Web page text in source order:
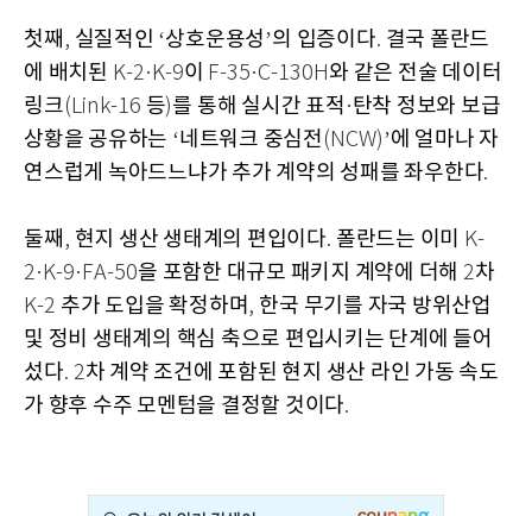
첫째 , 실질적인 ‘상호운용성’의 입증이다. 결국 폴란드
에 배치된 K-2·K-9이 F-35·C-130H 와 같은 전술 데이터
링크(Link-16 등)를 통해 실시간 표적 ·탄착 정보와 보급
상황을 공유하는 ‘네트워크 중심전 (NCW)’에 얼마나 자
연스럽게 녹아드느냐가 추가 계약의 성패를 좌우한다.
둘째 , 현지 생산 생태계의 편입이다. 폴란드는 이미
K-
2·K-9·FA-50을 포함한 대규모 패키지 계약에 더해 2차
K-2 추가 도입을 확정하며 , 한국 무기를 자국 방위산업
및 정비 생태계의 핵심 축으로 편입시키는 단계에 들어
섰다. 2차 계약 조건에 포함된 현지 생산 라인 가동 속도
가 향후 수주 모멘텀을 결정할 것이다.